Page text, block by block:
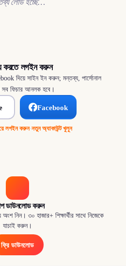
লোড হচ্ছে…
করতে লগইন করুন
দিয়ে সাইন ইন করুন; মন্তব্য, পার্সোনাল
সব ফিচার আনলক হবে।
Facebook
লগইন করুন·নতুন অ্যাকাউন্ট খুলুন
ডাউনলোড করুন
নিন। ৩০ হাজার+ শিক্ষার্থীর সাথে নিজেকে
যাচাই করুন।
ফ্রি ডাউনলোড